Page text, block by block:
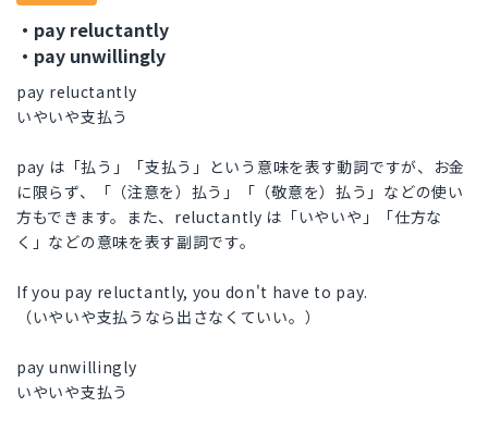
・pay reluctantly
・pay unwillingly
pay reluctantly
いやいや支払う
pay は「払う」「支払う」という意味を表す動詞ですが、お金
に限らず、「（注意を）払う」「（敬意を）払う」などの使い
方もできます。また、reluctantly は「いやいや」「仕方な
く」などの意味を表す副詞です。
If you pay reluctantly, you don't have to pay.
（いやいや支払うなら出さなくていい。）
pay unwillingly
いやいや支払う